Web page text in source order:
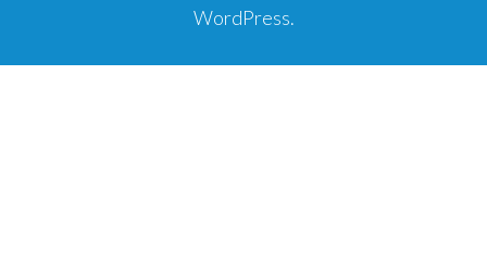
WordPress.